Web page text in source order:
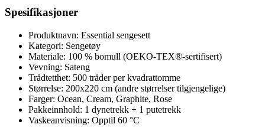
Spesifikasjoner
Produktnavn: Essential sengesett
Kategori: Sengetøy
Materiale: 100 % bomull (OEKO-TEX®-sertifisert)
Vevning: Sateng
Trådtetthet: 500 tråder per kvadrattomme
Størrelse: 200x220 cm (andre størrelser tilgjengelige)
Farger: Ocean, Cream, Graphite, Rose
Pakkeinnhold: 1 dynetrekk + 1 putetrekk
Vaskeanvisning: Opptil 60 °C